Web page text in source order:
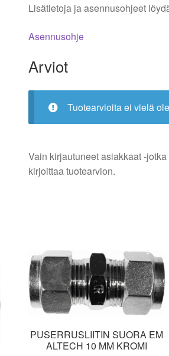
Lisätietoja ja asennusohjeet
Asennusohje
Arviot
Tuotearvioita ei vielä
Vain kirjautuneet asiakkaat -
kirjoittaa tuotearvion.
PUSERRUSLIITIN SUORA EM
ALTECH 10 MM KROMI